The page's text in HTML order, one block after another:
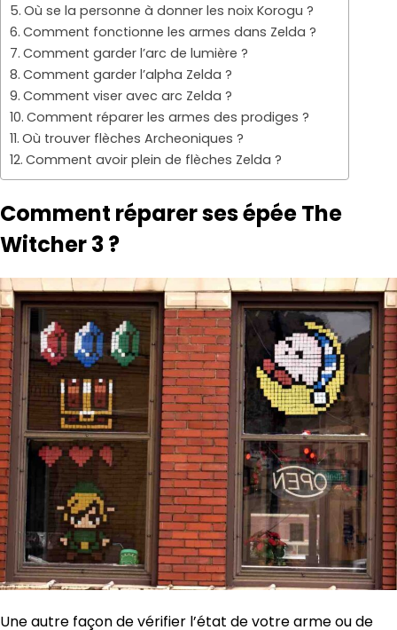
Où se la personne à donner les noix Korogu ?
Comment fonctionne les armes dans Zelda ?
Comment garder l’arc de lumière ?
Comment garder l’alpha Zelda ?
Comment viser avec arc Zelda ?
Comment réparer les armes des prodiges ?
Où trouver flèches Archeoniques ?
Comment avoir plein de flèches Zelda ?
Comment réparer ses épée The
Witcher 3 ?
Une autre façon de vérifier l’état de votre arme ou de